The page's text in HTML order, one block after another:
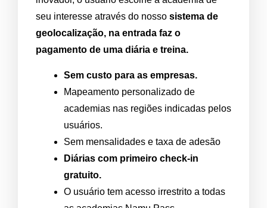
seu interesse através do nosso sistema de
geolocalização, na entrada faz o
pagamento de uma diária e treina.
Sem custo para as empresas.
Mapeamento personalizado de
academias nas regiões indicadas pelos
usuários.
Sem mensalidades e taxa de adesão
Diárias com primeiro check-in
gratuito.
O usuário tem acesso irrestrito a todas